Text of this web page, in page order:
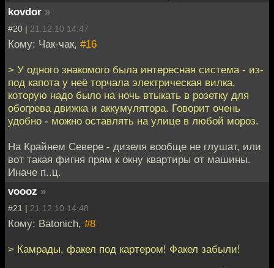
kovdor »
#20 | 21.12.10 14:47
Кому: Чак-чак, #16
> У одного знакомого была интересная система - из-
под капота у неё торчала электрическая вилка,
которую надо было на ночь втыкать в розетку для
обогрева движка и аккумулятора. Говорит очень
удобно - можно оставлять на улице в любой мороз.
На Крайнем Севере - дизеля вообще не глушат, или
вот такая фигня прям к окну квартиры от машины.
Иначе п..ц.
voooz »
#21 | 21.12.10 14:48
Кому: Batonich, #8
> Камрады, факел под картером! Факел забыли!